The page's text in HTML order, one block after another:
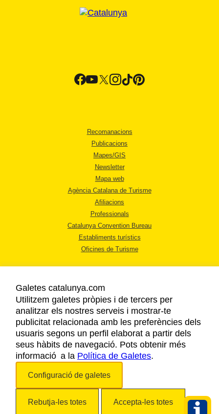
Recomanacions
Publicacions
Mapes/GIS
Newsletter
Mapa web
Agència Catalana de Turisme
Afiliacions
Professionals
Catalunya Convention Bureau
Establiments turístics
Oficines de Turisme
AVÍS LEGAL
POLÍTICA DE PRIVACITAT
COOKIES
ACCESSIBILITAT
Galetes catalunya.com
Utilitzem galetes pròpies i de tercers per
analitzar els nostres serveis i mostrar-te
publicitat relacionada amb les preferències dels
usuaris segons un perfil elaborat a partir dels
seus hàbits de navegació. Pots obtenir més
informació a la Política de Galetes.
Configuració de galetes
Rebutja-les totes Accepta-les totes